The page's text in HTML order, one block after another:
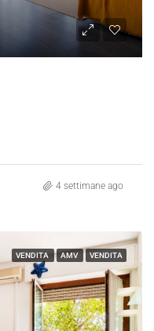
4 settimane ago
VENDITA AMV VENDITA